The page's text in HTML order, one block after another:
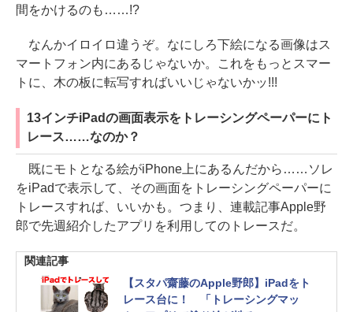
間をかけるのも……!?
なんかイロイロ違うぞ。なにしろ下絵になる画像はス
マートフォン内にあるじゃないか。これをもっとスマー
トに、木の板に転写すればいいじゃないかッ!!!
13インチiPadの画面表示をトレーシングペーパーにト
レース……なのか？
既にモトとなる絵がiPhone上にあるんだから……ソレ
をiPadで表示して、その画面をトレーシングペーパーに
トレースすれば、いいかも。つまり、連載記事Apple野
郎で先週紹介したアプリを利用してのトレースだ。
関連記事
【スタパ齋藤のApple野郎】iPadをト
レース台に！ 「トレーシングマッ